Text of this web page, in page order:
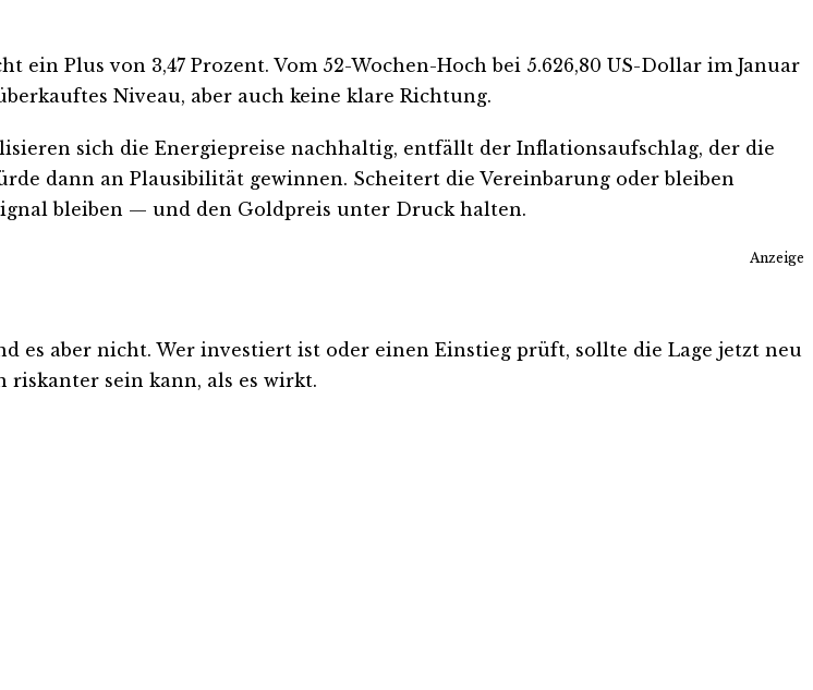
Plus von 3,47 Prozent. Vom 52-Wochen-Hoch bei 5.626,80 US-Dollar im Januar
Niveau, aber auch keine klare Richtung.
sich die Energiepreise nachhaltig, entfällt der Inflationsaufschlag, der die
dann an Plausibilität gewinnen. Scheitert die Vereinbarung oder bleiben
bleiben — und den Goldpreis unter Druck halten.
Anzeige
es aber nicht. Wer investiert ist oder einen Einstieg prüft, sollte die Lage jetzt neu
riskanter sein kann, als es wirkt.